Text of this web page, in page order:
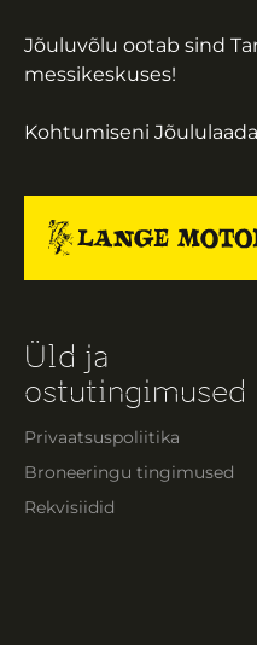
Jõuluvõlu ootab sind
messikeskuses!
Kohtumiseni
Üld ja
ostutingimused
Privaatsuspoliitika
Broneeringu tingimused
Rekvisiidid